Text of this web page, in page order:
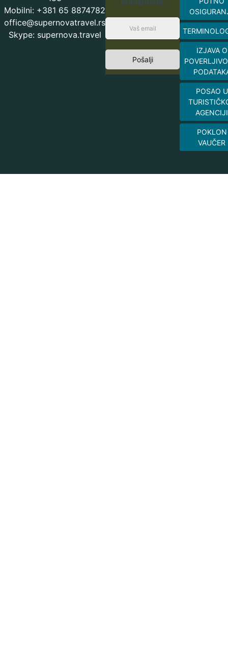
Mobilni: +381 65 8874782
office@supernovatravel.rs
Skype: supernova.travel
Pošalji
IZJAVA O
POSAO U
AGENCIJI
POKLON
VAUČER